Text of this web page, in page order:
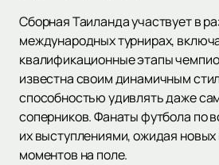
Сборная Таиланда участвует в
международных турнирах,
квалификационные этапы
известна своим динамичным
способностью удивлять даже
соперников. Фанаты футбола по
их выступлениями, ожидая новых
моментов на поле.